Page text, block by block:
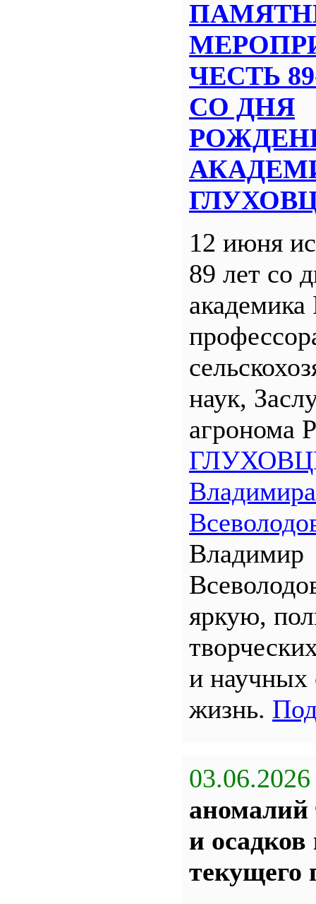
ЧЕСТЬ
СО ДНЯ
12 июня
89 лет со
наук,
агронома
Владимира
Владимир
яркую,
и научных
жизнь.
03.06.2026
аномалий
и
текущего